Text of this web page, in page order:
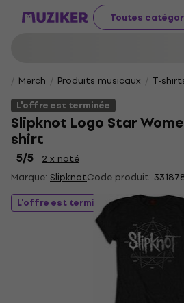
Toutes
Merch Produits musicaux
T-
L'offre est terminée
Slipknot Logo Star
shirt
5/5
2 x noté
Marque: SlipknotCode produit:
L'offre est terminée